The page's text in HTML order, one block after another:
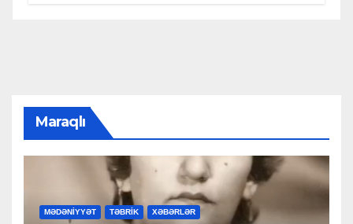
Maraqlı
MƏDƏNİYYƏT TƏBRİK XƏBƏRLƏR